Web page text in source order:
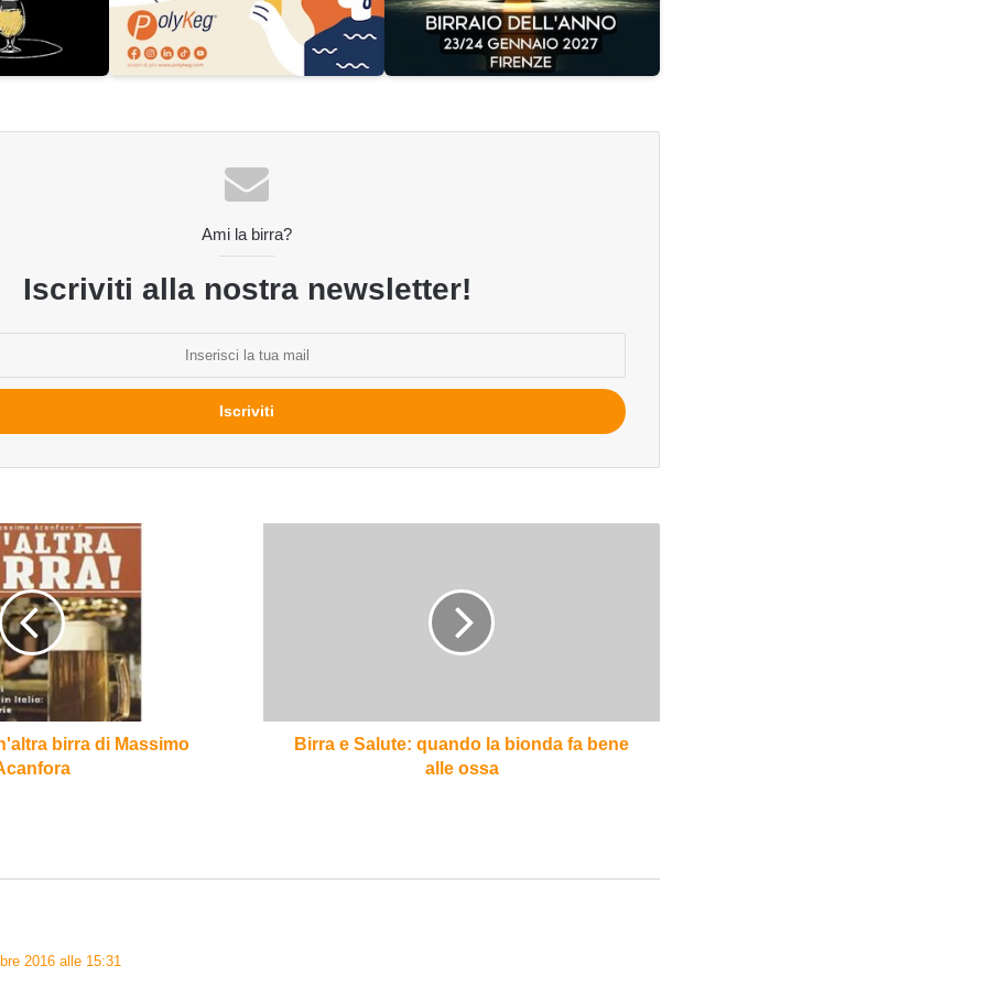
Ami la birra?
Iscriviti alla nostra newsletter!
birra di Massimo
alle
Birra e Salute: quando la bionda fa bene
alle ossa
2016 alle 15:31